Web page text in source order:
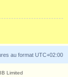
au format UTC+02:00
Limited